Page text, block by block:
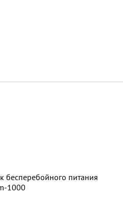
температуру котла
(Android и IOS)
отвода отработанных
бесперебойного питания
1000